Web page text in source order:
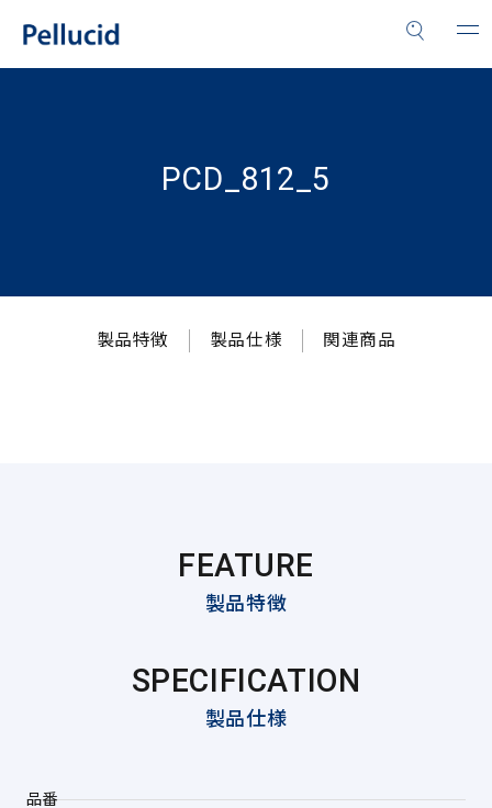
PCD_812_5
製品特徴 製品仕様 関連商品
FEATURE
製品特徴
SPECIFICATION
製品仕様
品番